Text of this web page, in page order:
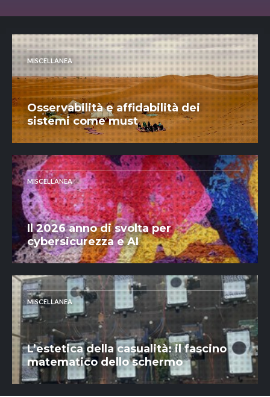
MISCELLANEA
Osservabilità e affidabilità dei
sistemi come must
MISCELLANEA
Il 2026 anno di svolta per
cybersicurezza e AI
MISCELLANEA
L’estetica della casualità: il fascino
matematico dello schermo